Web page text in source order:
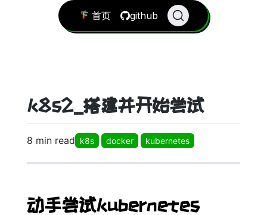
首页 github
k8s2_搭建并开始尝试
8 min read k8s docker kubernetes
动手尝试kubernetes